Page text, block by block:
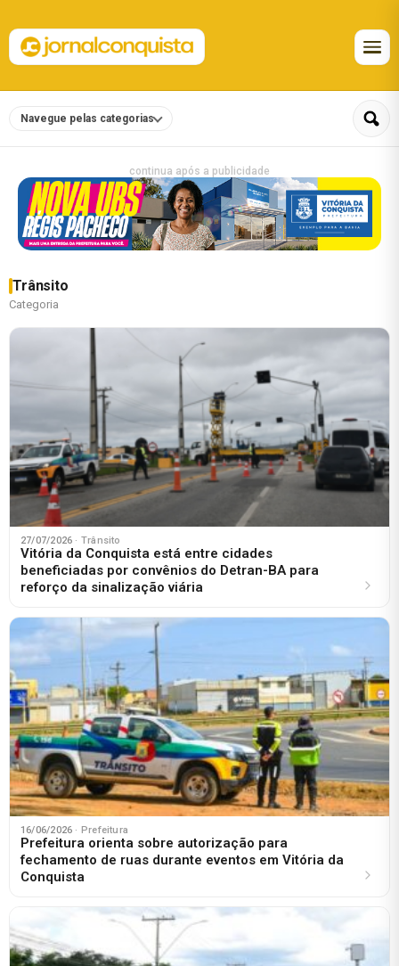
Navegue pelas categorias
continua após a publicidade
Trânsito
Categoria
27/07/2026 · Trânsito
Vitória da Conquista está entre cidades
beneficiadas por convênios do Detran-BA para
reforço da sinalização viária
16/06/2026 · Prefeitura
Prefeitura orienta sobre autorização para
fechamento de ruas durante eventos em Vitória da
Conquista